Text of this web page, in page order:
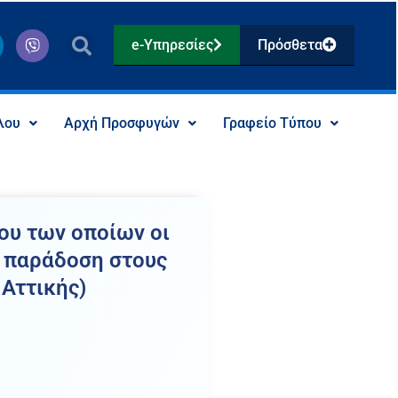
V
i
b
r
e-Υπηρεσίες Πρόσθετα
Αρχή Προσφυγών Γραφείο Τύπου
των οποίων οι
παράδοση στους